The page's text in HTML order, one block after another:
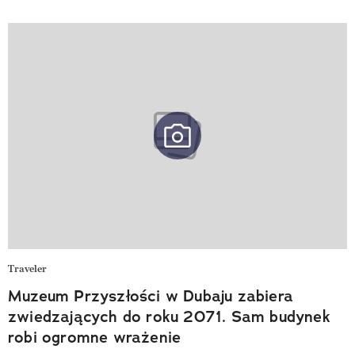
Traveler
Muzeum Przyszłości w Dubaju zabiera
zwiedzających do roku 2071. Sam budynek
robi ogromne wrażenie